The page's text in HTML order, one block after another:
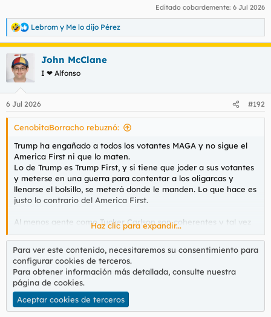
Editado cobardemente: 6 Jul 2026
R
e
a
c
c
e
s
Lebrom y Me lo dijo Pérez
John McClane
I ❤ Alfonso
6 Jul 2026 #192
CenobitaBorracho rebuznó:
Trump ha engañado a todos los votantes MAGA y no sigue el
America First ni que lo maten.
Lo de Trump es Trump First, y si tiene que joder a sus votantes
y meterse en una guerra para contentar a los oligarcas y
llenarse el bolsillo, se meterá donde le manden. Lo que hace es
justo lo contrario del America First.
Al menos gente como Tucker Carlson son coherentes y tal vez
puedan suponer una alternativa al partido republicano.
Haz clic para expandir...
Para ver este contenido, necesitaremos su consentimiento para
configurar cookies de terceros.
Para obtener información más detallada, consulte nuestra
página de cookies.
Aceptar cookies de terceros